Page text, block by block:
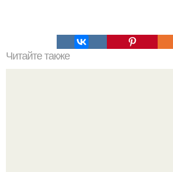
Читайте также